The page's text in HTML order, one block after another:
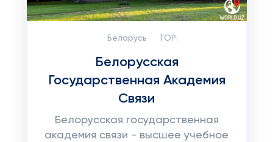
Беларусь TOP:
Белорусская
Государственная Академия
Связи
Белорусская государственная
академия связи - высшее учебное